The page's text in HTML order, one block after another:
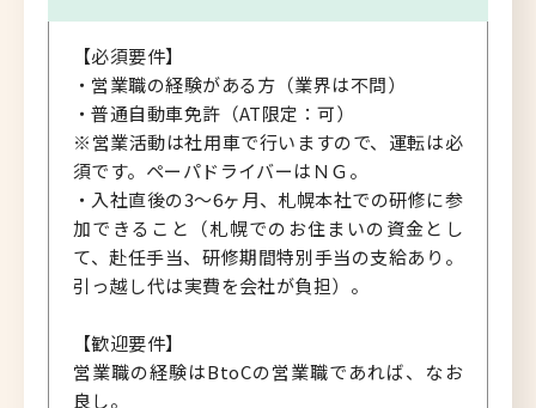
【必須要件】
・営業職の経験がある方（業界は不問）
・普通自動車免許（AT限定：可）
※営業活動は社用車で行いますので、運転は必
須です。ペーパドライバーはＮＧ。
・入社直後の3～6ヶ月、札幌本社での研修に参
加できること（札幌でのお住まいの資金とし
て、赴任手当、研修期間特別手当の支給あり。
引っ越し代は実費を会社が負担）。
【歓迎要件】
営業職の経験はBtoCの営業職であれば、なお
良し。